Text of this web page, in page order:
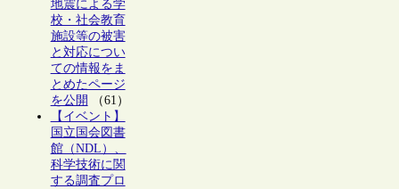
地震による学
校・社会教育
施設等の被害
と対応につい
ての情報をま
とめたページ
を公開
（61）
【イベント】
国立国会図書
館（NDL）、
科学技術に関
する調査プロ